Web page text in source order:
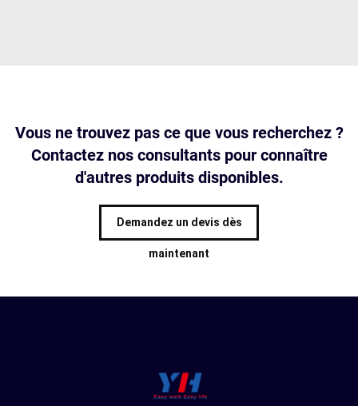
Vous ne trouvez pas ce que vous recherchez ?
Contactez nos consultants pour connaître
d'autres produits disponibles.
Demandez un devis dès
maintenant